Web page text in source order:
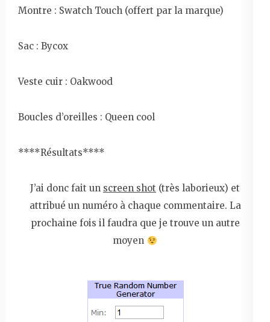
Montre : Swatch Touch (offert par la marque)
Sac : Bycox
Veste cuir : Oakwood
Boucles d’oreilles : Queen cool
****Résultats****
J’ai donc fait un screen shot (très laborieux) et
attribué un numéro à chaque commentaire. La
prochaine fois il faudra que je trouve un autre
moyen